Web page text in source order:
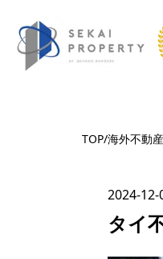
TOP/海外不動
2024-12-
タイ